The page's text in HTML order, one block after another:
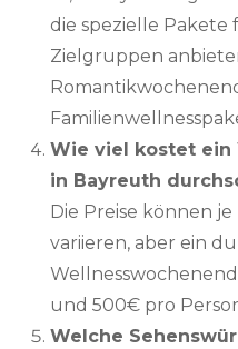
die spezielle Pakete
Zielgruppen
Wie viel kostet ein
in Bayreuth
Die Preise können
variieren, aber ein
und 500€ pro
Welche